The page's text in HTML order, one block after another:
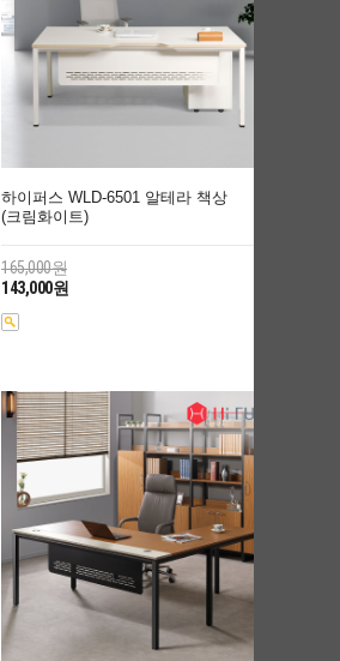
하이퍼스 WLD-6501 알테라 책상
(크림화이트)
165,000원
143,000원